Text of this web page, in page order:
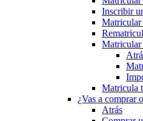
Inscribir
Matricular
Matricula
¿Vas a comprar
Atrás